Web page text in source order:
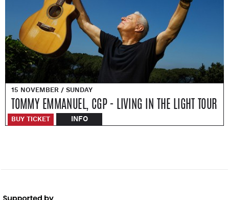
15 NOVEMBER / SUNDAY
TOMMY EMMANUEL, CGP - LIVING IN THE LIGHT TOUR
BUY TICKET INFO